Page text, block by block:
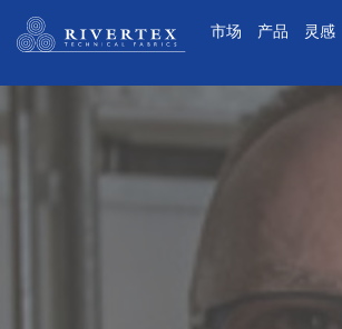
Rivertex技术面料集团 市场 产品 灵感